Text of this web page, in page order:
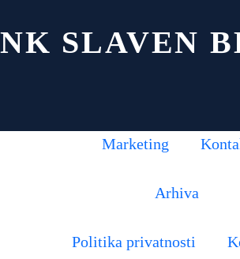
NK SLAVEN
Marketing
Arhiva
Politika privatnosti